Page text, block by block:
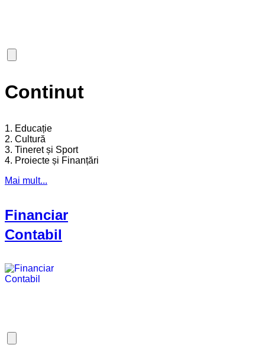
Continut
1. Educație
2. Cultură
3. Tineret și Sport
4. Proiecte și Finanțări
Mai mult...
Financiar
Contabil